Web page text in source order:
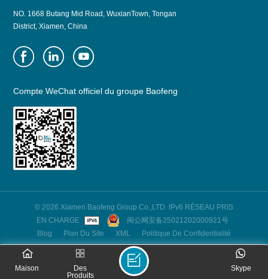
NO. 1668 Butang Mid Road, WuxianTown, Tongan
District, Xiamen, China
Compte WeChat officiel du groupe Baofeng
© 2026 Xiamen Baofeng Group Co.,LTD. IPv6 RÉSEAU PRIS
EN CHARGE
闽公网安备35021202000921号
Blog
Plan Du Site XML Politique De Confidentialité
Maison
Des
Produits
Skype